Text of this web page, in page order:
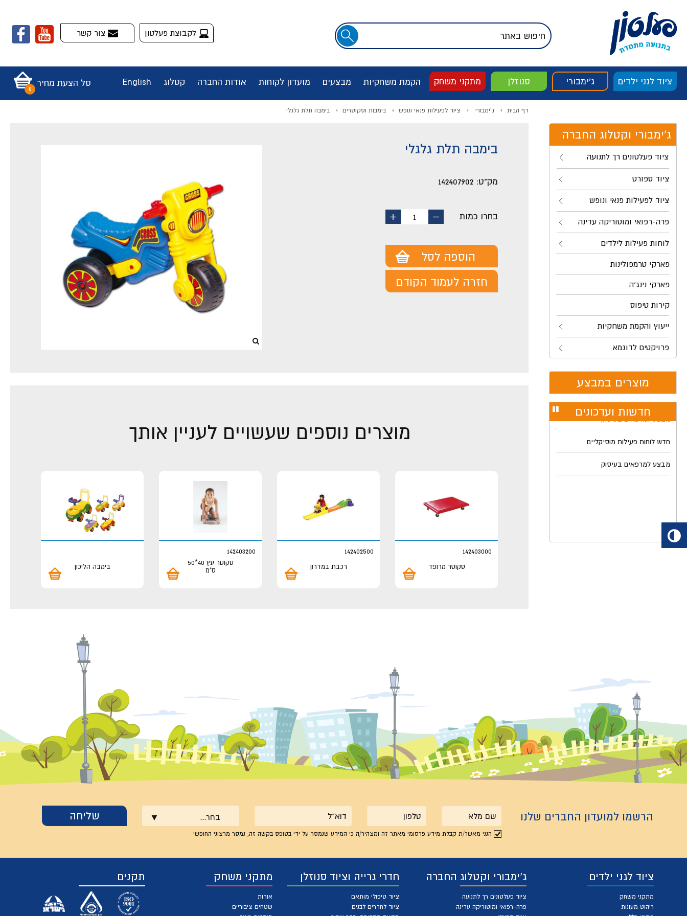
דלג לסרגל הניווט
דלג לתפריט ציוד
אודות החברה
דלג לסוף העמוד
חיפוש
לקבוצת פעלטון צור קשר
ציוד לגני ילדים ג'ימבורי סנוזלן מתקני משחק הקמת משחקיות מבצעים מועדון לקוחות אודות החברה קטלוג English סל הצעת מחיר
ג'ימבורי וקטלוג החברה
ציוד פעלטונים רך לתנועה
ציוד ספורט
ציוד לפעילות פנאי ונופש
פרה-רפואי ומוטוריקה עדינה
לוחות פעילות לילדים
פארקי טרמפולינות
פארקי נינג'ה
קירות טיפוס
ייעוץ והקמת משחקיות
פרויקטים לדוגמא
מוצרים במבצע
עצור
חדשות ועדכונים
מבצע למרפאים בעיסוק
דף הבית ג'ימבורי ציוד לפעילות פנאי ונופש בימבות וסקוטרים בימבה תלת גלגלי
בימבה תלת גלגלי
מק"ט: 142407902
בחרו כמות
החסר
1
הוסף
הוספה לסל
חזרה לעמוד הקודם
מוצרים נוספים שעשויים לעניין אותך
142403000
סקוטר מרופד
142402500
רכבת במדרון
142403200
סקוטר עץ 40*50
ס"מ
בימבה הליכון
הרשמו למועדון החברים שלנו
שם
בחר...
הנני מאשר/ת קבלת מידע פרסומי מאתר זה ומצהיר/ה כי המידע שנמסר על ידי בטופס בקשה זה, נמסר מרצוני החופשי
תקנים ציוד לגני ילדים
מתקני משחק
ריהוט מעונות
ג'ימבורי וקטלוג החברה
ציוד פעלטונים רך לתנועה
פרה-רפואי ומוטוריקה עדינה
חדרי גרייה וציוד סנוזלן
ציוד טיפולי מותאם
ציוד לחדרים לבנים
מתקני משחק
אודות
שטחים ציבוריים